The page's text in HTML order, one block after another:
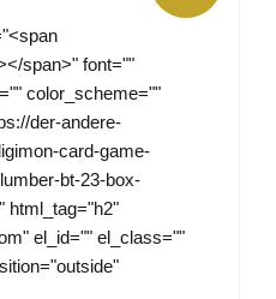
span>" font=""
color_scheme=""
der-andere-
card-game-
bt-23-box-
html_tag="h2"
el_id="" el_class=""